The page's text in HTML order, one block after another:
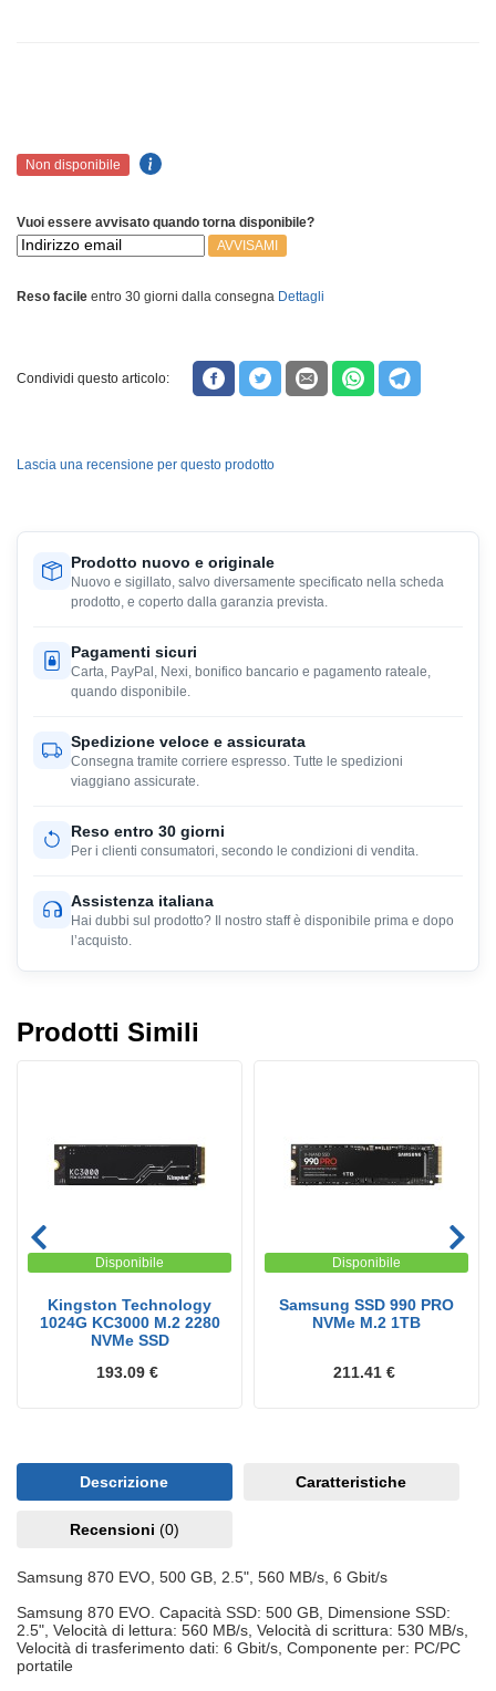
Non disponibile
Vuoi essere avvisato quando torna disponibile?
AVVISAMI
Reso facile entro 30 giorni dalla consegna Dettagli
Condividi questo articolo:
Lascia una recensione per questo prodotto
Prodotto nuovo e originale
Nuovo e sigillato, salvo diversamente specificato nella scheda
prodotto, e coperto dalla garanzia prevista.
Pagamenti sicuri
Carta, PayPal, Nexi, bonifico bancario e pagamento rateale,
quando disponibile.
Spedizione veloce e assicurata
Consegna tramite corriere espresso. Tutte le spedizioni
viaggiano assicurate.
Reso entro 30 giorni
Per i clienti consumatori, secondo le condizioni di vendita.
Assistenza italiana
Hai dubbi sul prodotto? Il nostro staff è disponibile prima e dopo
l’acquisto.
Prodotti Simili
Disponibile
Kingston Technology
1024G KC3000 M.2 2280
NVMe SSD
193.09 €
Disponibile
Samsung SSD 990 PRO
NVMe M.2 1TB
211.41 €
Descrizione Caratteristiche
Recensioni (0)
Samsung 870 EVO, 500 GB, 2.5", 560 MB/s, 6 Gbit/s
Samsung 870 EVO. Capacità SSD: 500 GB, Dimensione SSD:
2.5", Velocità di lettura: 560 MB/s, Velocità di scrittura: 530 MB/s,
Velocità di trasferimento dati: 6 Gbit/s, Componente per: PC/PC
portatile